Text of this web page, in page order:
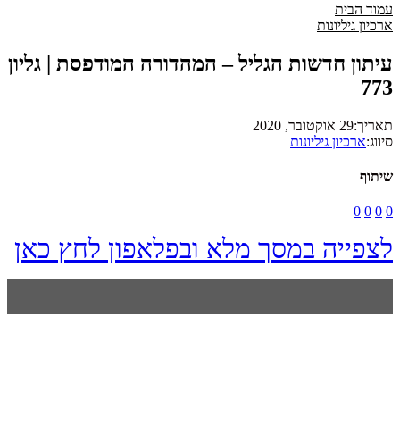
עמוד הבית
ארכיון גיליונות
עיתון חדשות הגליל – המהדורה המודפסת | גליון
773
תאריך:29 אוקטובר, 2020
סיווג:ארכיון גיליונות
שיתוף
0
0
0
0
לצפייה במסך מלא ובפלאפון לחץ כאן